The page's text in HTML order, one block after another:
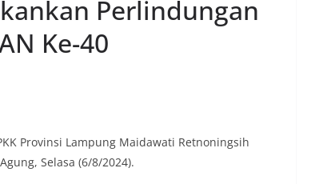
Perlindungan
Ke-40
Provinsi Lampung Maidawati Retnoningsih
Selasa (6/8/2024).